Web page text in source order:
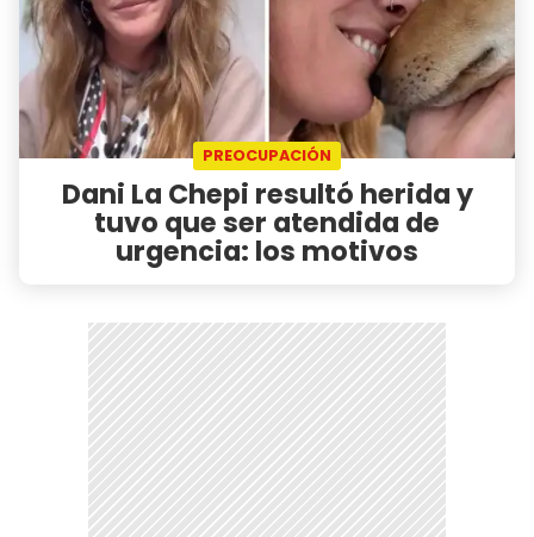
PREOCUPACIÓN
Dani La Chepi resultó herida y
tuvo que ser atendida de
urgencia: los motivos